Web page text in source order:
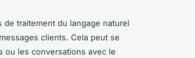
de traitement du langage naturel
clients. Cela peut se
ou les conversations avec le